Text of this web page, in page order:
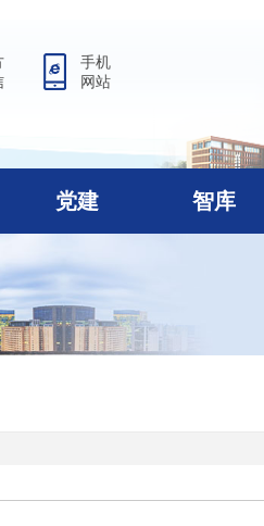
手机
网站
党建 智库